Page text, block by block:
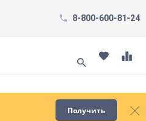
8-800-600-81-24
Получить